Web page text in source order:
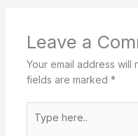
Leave a
Your email address will
fields are marked *
here..